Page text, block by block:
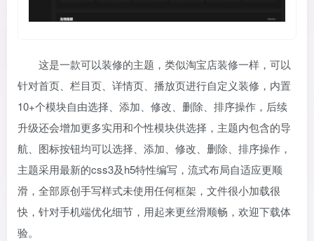
这是一款可以装修的主题，类似淘宝店装修一样，可以
针对首页、栏目页、详情页、播放页进行自定义装修，内置
10+个模块自由选择、添加、修改、删除、排序操作，后续
升级还会增加更多实用和个性模块供选择，主题内包含的导
航、图标按钮均可以选择、添加、修改、删除、排序操作，
主题采用最新的css3及h5特性编写，流式布局自适应更顺
滑，全部原创手写样式未使用任何框架，文件很小加载很
快，针对手机端优化细节，用起来更丝滑顺畅，欢迎下载体
验。